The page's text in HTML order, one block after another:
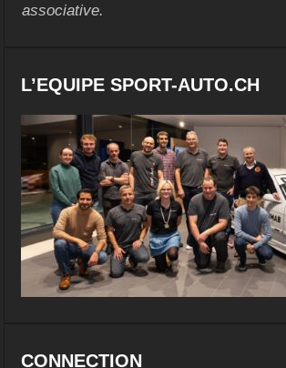
associative.
L’EQUIPE SPORT-AUTO.CH
CONNECTION